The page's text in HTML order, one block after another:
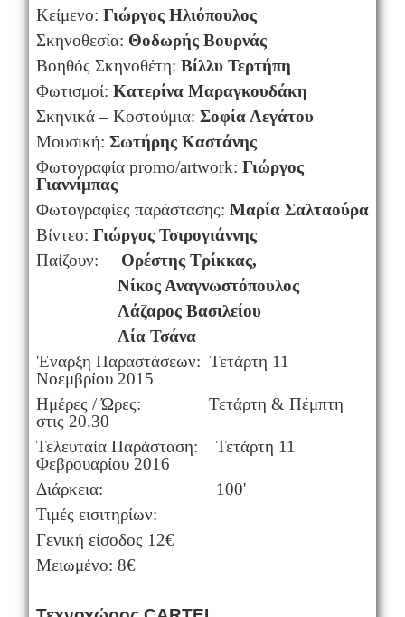
Κείμενο: Γιώργος Ηλιόπουλος
Σκηνοθεσία: Θοδωρής Βουρνάς
Βοηθός Σκηνοθέτη: Βίλλυ Τερτήπη
Φωτισμοί: Κατερίνα Μαραγκουδάκη
Σκηνικά – Κοστούμια: Σοφία Λεγάτου
Μουσική: Σωτήρης Καστάνης
Φωτογραφία promo/artwork: Γιώργος
Γιαννίμπας
Φωτογραφίες παράστασης: Μαρία Σαλταούρα
Βίντεο: Γιώργος Τσιρογιάννης
Παίζουν: Ορέστης Τρίκκας,
Νίκος Αναγνωστόπουλος
Λάζαρος Βασιλείου
Λία Τσάνα
'Εναρξη Παραστάσεων: Τετάρτη 11
Νοεμβρίου 2015
Ημέρες / Ώρες: Τετάρτη & Πέμπτη
στις 20.30
Τελευταία Παράσταση: Τετάρτη 11
Φεβρουαρίου 2016
Διάρκεια: 100'
Τιμές εισιτηρίων:
Γενική είσοδος 12€
Μειωμένο: 8€